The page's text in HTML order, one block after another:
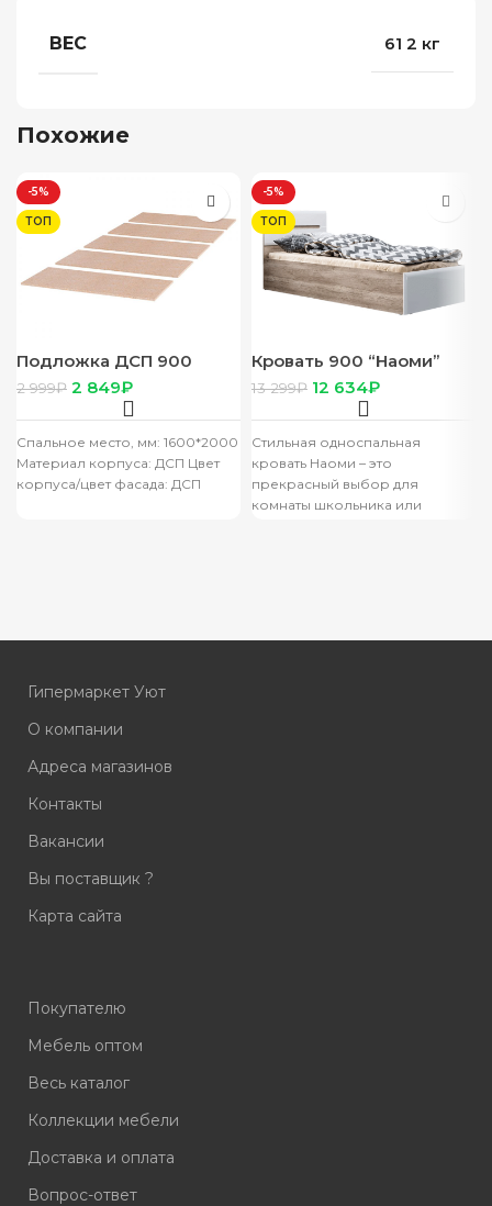
ВЕС 61 2 кг
Похожие
-5%
ТОП
Подложка ДСП 900
(Сакура, Фиеста) белый
2 999₽ 2 849₽
Спальное место, мм: 1600*2000
Материал корпуса: ДСП Цвет
корпуса/цвет фасада: ДСП
-5%
ТОП
Кровать 900 “Наоми”
КР-12 дуб каньон/белый
глянец + настил
13 299₽ 12 634₽
Стильная односпальная
кровать Наоми – это
прекрасный выбор для
комнаты школьника или
Гипермаркет Уют
О компании
Адреса магазинов
Контакты
Вакансии
Вы поставщик ?
Карта сайта
Покупателю
Мебель оптом
Весь каталог
Коллекции мебели
Доставка и оплата
Вопрос-ответ